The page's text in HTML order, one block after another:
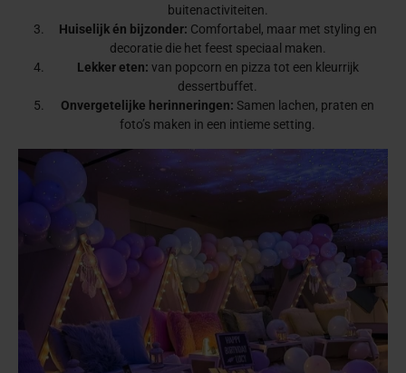
buitenactiviteiten.
Huiselijk én bijzonder: Comfortabel, maar met styling en
decoratie die het feest speciaal maken.
Lekker eten: van popcorn en pizza tot een kleurrijk
dessertbuffet.
Onvergetelijke herinneringen: Samen lachen, praten en
foto’s maken in een intieme setting.